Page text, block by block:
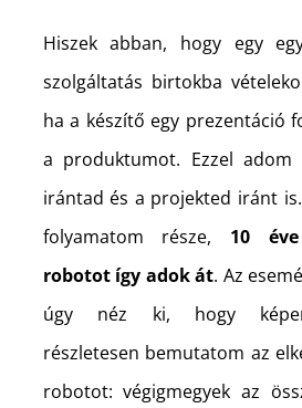
Hiszek abban, hogy egy
szolgáltatás birtokba
ha a készítő egy prezentáció
a produktumot. Ezzel
irántad és a projekted iránt
folyamatom része, 10
robotot így adok át. Az
úgy néz ki, hogy
részletesen bemutatom az
robotot: végigmegyek az